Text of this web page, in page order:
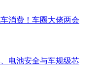
消费！车圈大佬两会
电池安全与车规级芯